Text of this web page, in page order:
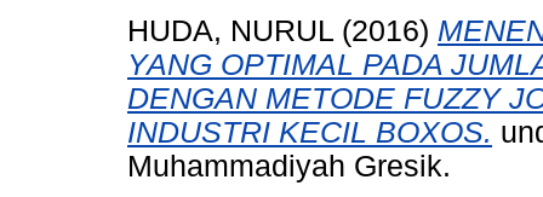
HUDA, NURUL (2016)
YANG OPTIMAL PADA
DENGAN METODE FUZZY
INDUSTRI KECIL BOXOS.
Muhammadiyah Gresik.